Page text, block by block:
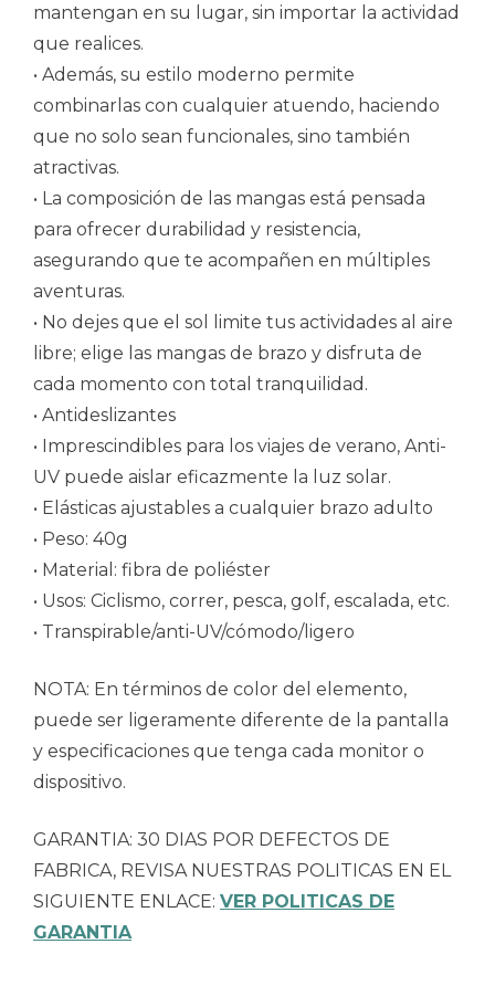
mantengan en su lugar, sin importar la actividad
que realices.
• Además, su estilo moderno permite
combinarlas con cualquier atuendo, haciendo
que no solo sean funcionales, sino también
atractivas.
• La composición de las mangas está pensada
para ofrecer durabilidad y resistencia,
asegurando que te acompañen en múltiples
aventuras.
• No dejes que el sol limite tus actividades al aire
libre; elige las mangas de brazo y disfruta de
cada momento con total tranquilidad.
• Antideslizantes
• Imprescindibles para los viajes de verano, Anti-
UV puede aislar eficazmente la luz solar.
• Elásticas ajustables a cualquier brazo adulto
• Peso: 40g
• Material: fibra de poliéster
• Usos: Ciclismo, correr, pesca, golf, escalada, etc.
• Transpirable/anti-UV/cómodo/ligero
NOTA: En términos de color del elemento,
puede ser ligeramente diferente de la pantalla
y especificaciones que tenga cada monitor o
dispositivo.
GARANTIA: 30 DIAS POR DEFECTOS DE
FABRICA, REVISA NUESTRAS POLITICAS EN EL
SIGUIENTE ENLACE: VER POLITICAS DE
GARANTIA